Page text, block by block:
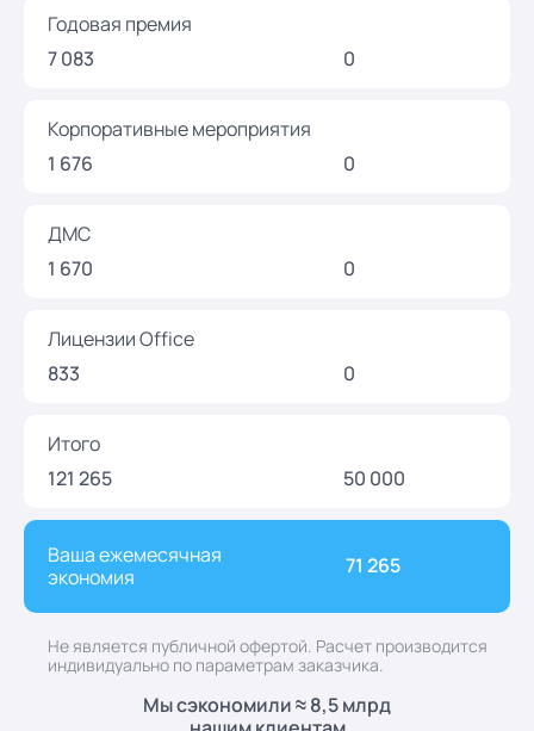
Годовая премия
7 083
0
Корпоративные мероприятия
1 676
0
ДМС
1 670
0
Лицензии Office
833
0
Итого
121 265
50 000
Ваша ежемесячная
экономия
71 265
Не является публичной офертой. Расчет производится
индивидуально по параметрам заказчика.
Мы сэкономили ≈ 8,5 млрд